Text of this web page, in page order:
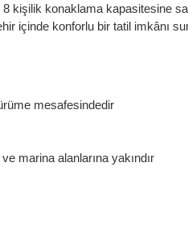
kişilik konaklama kapasitesine
içinde konforlu bir tatil imkânı
mesafesindedir
marina alanlarına yakındır